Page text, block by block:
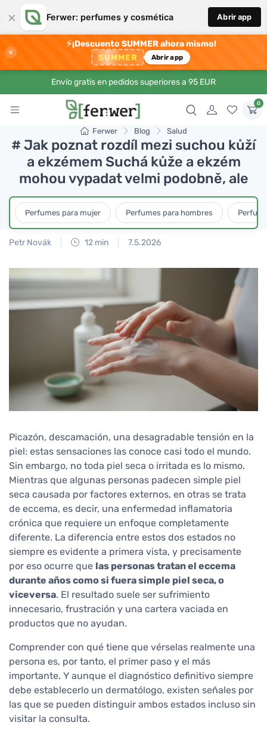
× Ferwer: perfumes y cosmética Abrir app
×
⚡¡Descuento SUMMER ahora mismo!
SUMMER Abrir app
Envío gratis en pedidos superiores a 95 EUR
0
Ferwer Blog Salud
# Jak poznat rozdíl mezi suchou kůží
a ekzémem Suchá kůže a ekzém
mohou vypadat velmi podobně, ale
Perfumes para mujer Perfumes para hombres
Petr Novák 12 min 7.5.2026
Picazón, descamación, una desagradable tensión en la
piel: estas sensaciones las conoce casi todo el mundo.
Sin embargo, no toda piel seca o irritada es lo mismo.
Mientras que algunas personas padecen simple piel
seca causada por factores externos, en otras se trata
de eccema, es decir, una enfermedad inflamatoria
crónica que requiere un enfoque completamente
diferente. La diferencia entre estos dos estados no
siempre es evidente a primera vista, y precisamente
por eso ocurre que las personas tratan el eccema
durante años como si fuera simple piel seca, o
viceversa. El resultado suele ser sufrimiento
innecesario, frustración y una cartera vaciada en
productos que no ayudan.
Comprender con qué tiene que vérselas realmente una
persona es, por tanto, el primer paso y el más
importante. Y aunque el diagnóstico definitivo siempre
debe establecerlo un dermatólogo, existen señales por
las que se pueden distinguir ambos estados incluso sin
visitar la consulta.